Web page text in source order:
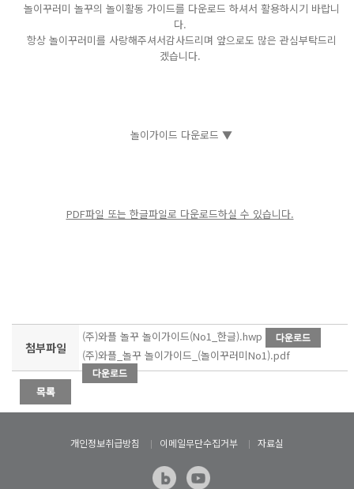
놀이꾸러미 놀꾸의 놀이활동 가이드를 다운로드 하셔서 활용하시기 바랍니
다.
항상 놀이꾸러미를 사랑해주셔서감사드리며 앞으로도 많은 관심부탁드리
겠습니다.
놀이가이드 다운로드 ▼
PDF파일 또는 한글파일로 다운로드하실 수 있습니다.
첨부파일
(주)와플 놀꾸 놀이가이드(No1_한글).hwp
(주)와플_놀꾸 놀이가이드_(놀이꾸러미No1).pdf
개인정보취급방침 이메일무단수집거부 자료실